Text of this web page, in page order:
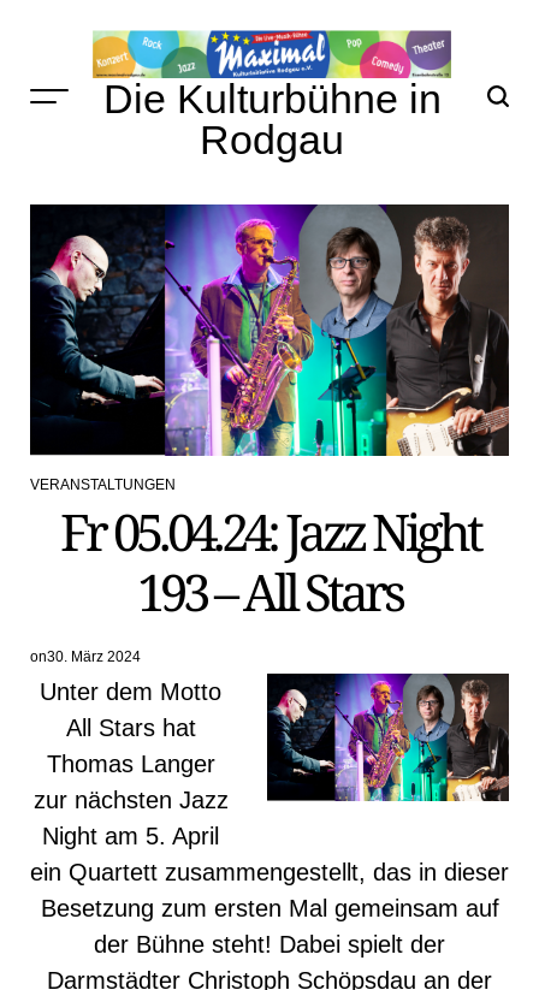
to
content
Die Kulturbühne in
Rodgau
POSTED
VERANSTALTUNGEN
Fr 05.04.24: Jazz Night
193 – All Stars
on30. März 2024
Unter dem Motto
All Stars hat
Thomas Langer
zur nächsten Jazz
Night am 5. April
ein Quartett zusammengestellt, das in dieser
Besetzung zum ersten Mal gemeinsam auf
der Bühne steht! Dabei spielt der
Darmstädter Christoph Schöpsdau an der